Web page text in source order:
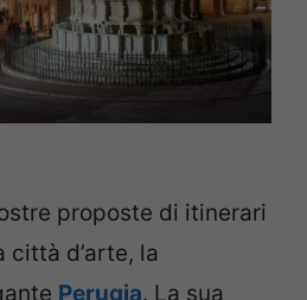
proposte di itinerari
città d’arte, la
Perugia. La sua